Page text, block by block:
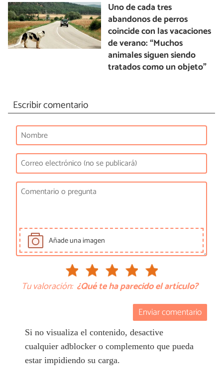
Uno de cada tres
abandonos de perros
coincide con las vacaciones
de verano: “Muchos
animales siguen siendo
tratados como un objeto”
Escribir comentario
Añade una imagen
Tu valoración: ¿Qué te ha parecido el artículo?
Enviar comentario
Si no visualiza el contenido, desactive
cualquier adblocker o complemento que pueda
estar impidiendo su carga.